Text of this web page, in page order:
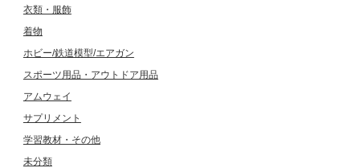
衣類・服飾
着物
ホビー/鉄道模型/エアガン
スポーツ用品・アウトドア用品
アムウェイ
サプリメント
学習教材・その他
未分類